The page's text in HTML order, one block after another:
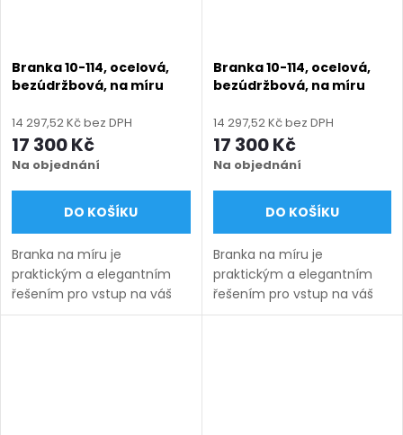
Branka 10-114, ocelová,
bezúdržbová, na míru
výška 750–2000 mm),
šedá RAL 7030 matná
14 297,52 Kč bez DPH
17 300 Kč
Na objednání
DO KOŠÍKU
Branka na míru je
praktickým a elegantním
řešením pro vstup na váš
pozemek. Vyrábíme ji v
Branka 10-114, ocelová,
bezúdržbová, na míru
výška 750–2000 mm),
zelená RAL 6005 matná
14 297,52 Kč bez DPH
17 300 Kč
Na objednání
DO KOŠÍKU
Branka na míru je
praktickým a elegantním
řešením pro vstup na váš
pozemek. Vyrábíme ji v